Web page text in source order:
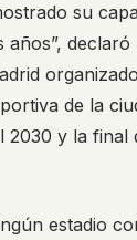
su
años”,
de la
2030 y la final
estadio